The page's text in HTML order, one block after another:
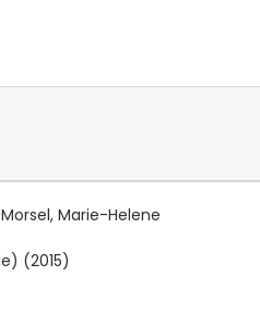
Marie-Helene
(2015)